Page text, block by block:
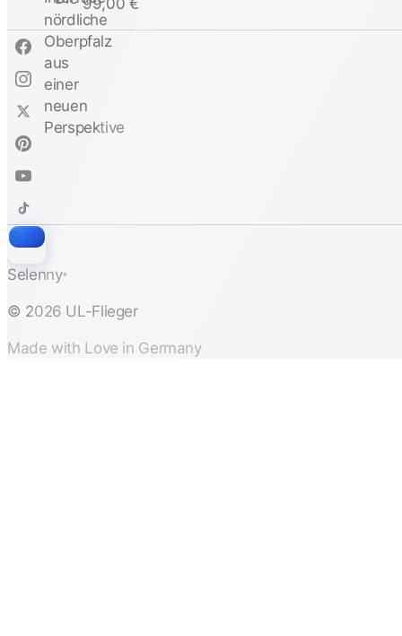
S
Selenny®
© 2026 UL-Flieger
Made with Love in Germany